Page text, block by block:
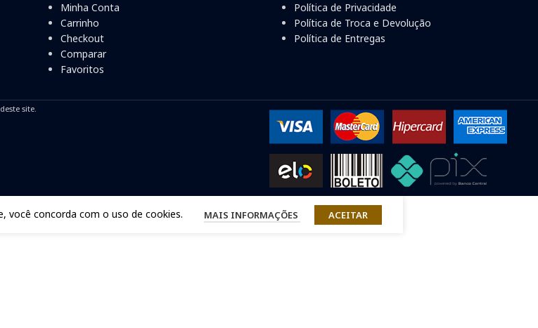
Minha Conta
Carrinho
Checkout
Comparar
Favoritos
Política de Privacidade
Política de Troca e Devolução
Política de Entregas
site.
você concorda com o uso de cookies. MAIS INFORMAÇÕES ACEITAR